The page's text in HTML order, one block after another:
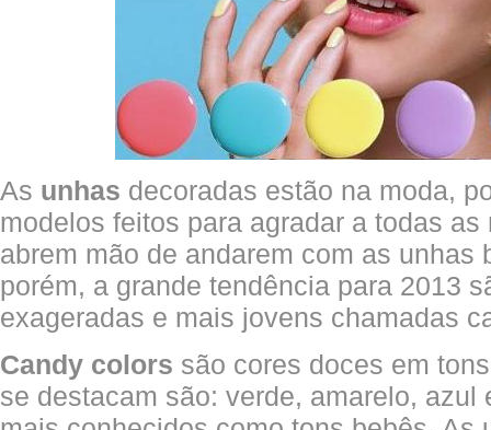
As unhas decoradas estão na moda,
modelos feitos para agradar a todas as
abrem mão de andarem com as unhas
porém, a grande tendência para 2013
exageradas e mais jovens chamadas
Candy colors são cores doces em
se destacam são: verde, amarelo, azul